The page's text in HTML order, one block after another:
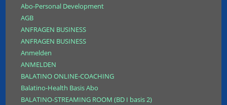
Abo-Personal Development
AGB
ANFRAGEN BUSINESS
ANFRAGEN BUSINESS
Anmelden
ANMELDEN
BALATINO ONLINE-COACHING
Balatino-Health Basis Abo
BALATINO-STREAMING ROOM (BD I basis 2)